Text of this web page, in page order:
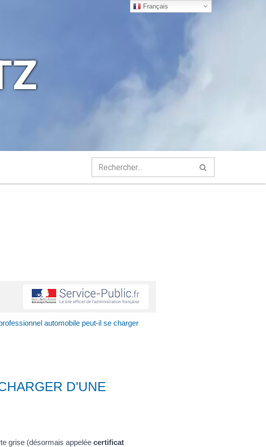
automobile peut-il se charger
D'UNE
grise (désormais appelée certificat
Français